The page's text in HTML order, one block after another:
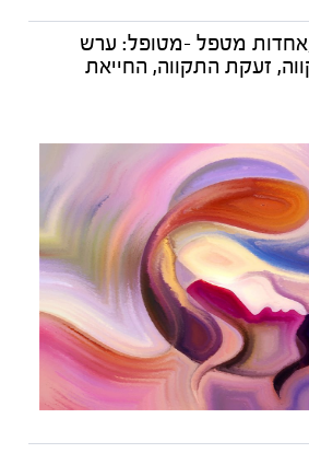
אחדות מטפל -מטופל: ערש
זעקת התקווה, החייאת